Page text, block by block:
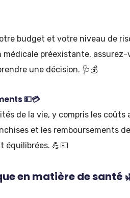
budget et votre niveau de
préexistante, assurez-
une décision. 🩺💰
💵💳
de la vie, y compris les coûts
et les remboursements
équilibrées. 💪💵
en matière de santé